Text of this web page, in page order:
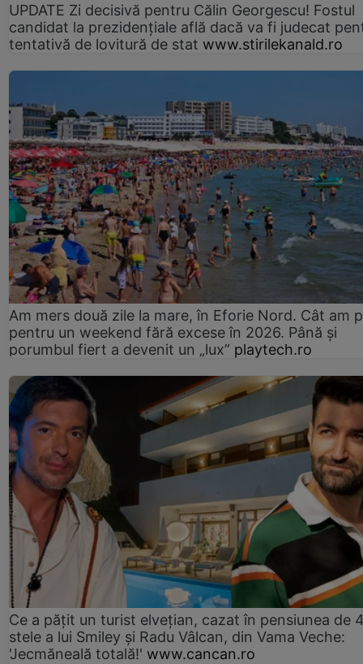
UPDATE Zi decisivă pentru Călin Georgescu! Fostul
candidat la prezidențiale află dacă va fi judecat
tentativă de lovitură de stat www.stirilekanald.ro
Am mers două zile la mare, în Eforie Nord. Cât am
pentru un weekend fără excese în 2026. Până și
porumbul fiert a devenit un „lux” playtech.ro
Ce a pățit un turist elvețian, cazat în pensiunea de
stele a lui Smiley și Radu Vâlcan, din Vama Veche:
'Jecmăneală totală!' www.cancan.ro